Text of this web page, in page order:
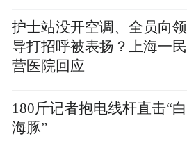
护士站没开空调、全员向领
导打招呼被表扬？上海一民
营医院回应
180斤记者抱电线杆直击“白
海豚”